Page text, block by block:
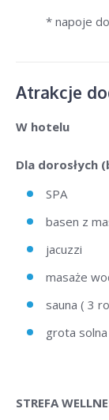
* napoje
Atrakcje
W hotelu
Dla dorosłych
SPA
basen z
jacuzzi
masaże
sauna ( 3
grota solna
STREFA